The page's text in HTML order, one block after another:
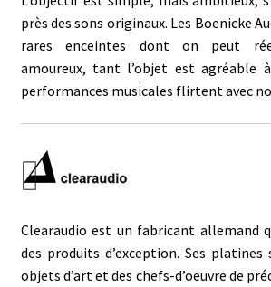
près des sons originaux. Les Boenicke
rares enceintes dont on peut
amoureux, tant l’objet est
performances musicales flirtent avec
Clearaudio est un fabricant allemand
des produits d’exception. Ses
objets d’art et des chefs-d’oeuvre de